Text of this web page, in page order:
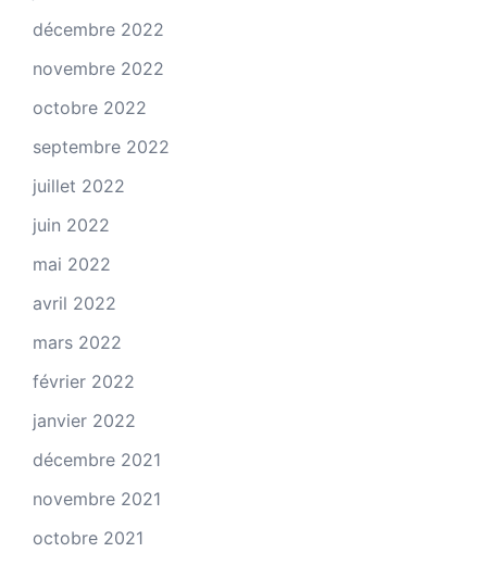
décembre 2022
novembre 2022
octobre 2022
septembre 2022
juillet 2022
juin 2022
mai 2022
avril 2022
mars 2022
février 2022
janvier 2022
décembre 2021
novembre 2021
octobre 2021